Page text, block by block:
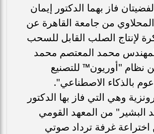
فاز بهما الدكتور إيمان
من جامعة القاهرة عن
لإنتاج الصلب القابل للسحب
محمد المعتصم محمد
نظام "أوريون™️ للتصنيع
بالذكاء الاصطناعي".
وهي التي فاز بها الدكتور
من المعهد القومي
اختراعة غرفة ترداد صوتي